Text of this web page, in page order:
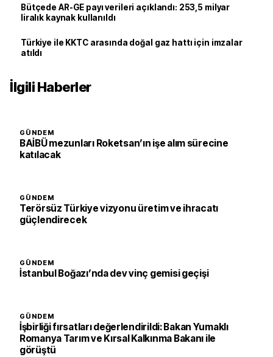
Bütçede AR-GE payı verileri açıklandı: 253,5 milyar
liralık kaynak kullanıldı
Türkiye ile KKTC arasında doğal gaz hattı için imzalar
atıldı
İlgili Haberler
GÜNDEM
BAİBÜ mezunları Roketsan’ın işe alım sürecine
katılacak
GÜNDEM
Terörsüz Türkiye vizyonu üretim ve ihracatı
güçlendirecek
GÜNDEM
İstanbul Boğazı’nda dev vinç gemisi geçişi
GÜNDEM
İşbirliği fırsatları değerlendirildi: Bakan Yumaklı
Romanya Tarım ve Kırsal Kalkınma Bakanı ile
görüştü